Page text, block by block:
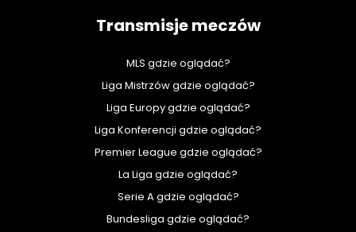
Transmisje meczów
MLS gdzie oglądać?
Liga Mistrzów gdzie oglądać?
Liga Europy gdzie oglądać?
Liga Konferencji gdzie oglądać?
Premier League gdzie oglądać?
La Liga gdzie oglądać?
Serie A gdzie oglądać?
Bundesliga gdzie oglądać?